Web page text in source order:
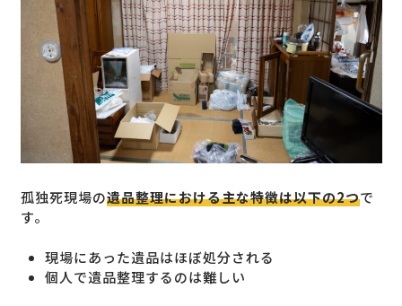
孤独死現場の遺品整理における主な特徴は以下の2つで
す。
現場にあった遺品はほぼ処分される
個人で遺品整理するのは難しい